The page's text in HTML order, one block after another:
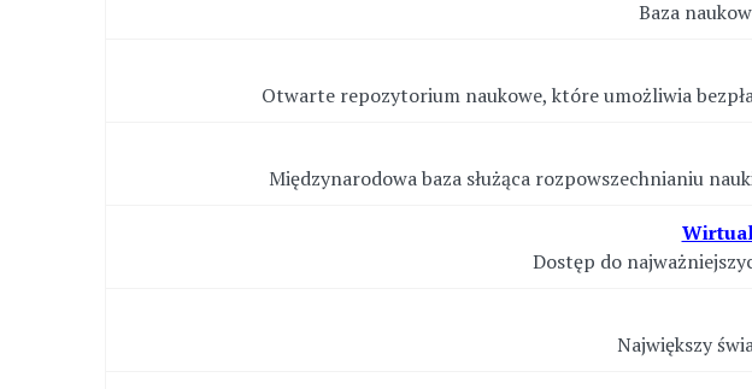
Baza
Otwarte repozytorium naukowe, które umożliwia
Międzynarodowa baza służąca rozpowszechnianiu
Dostęp do
Największy